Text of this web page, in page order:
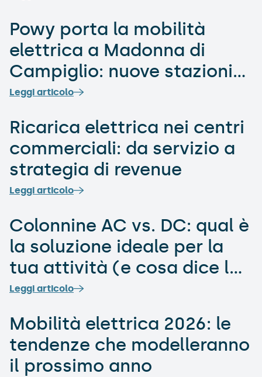
​​Powy porta la mobilità
elettrica a Madonna di
Campiglio: nuove stazioni
di ricarica nelle Dolomiti di
Leggi articolo
Ricarica elettrica nei centri
commerciali: da servizio a
strategia di revenue
Leggi articolo
Colonnine AC vs. DC: qual è
la soluzione ideale per la
tua attività (e cosa dice la
normativa vigente)
Leggi articolo
Mobilità elettrica 2026: le
tendenze che modelleranno
il prossimo anno